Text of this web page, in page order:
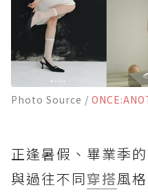
Photo Source /
正逢暑假、畢業季
與過往不同穿搭風